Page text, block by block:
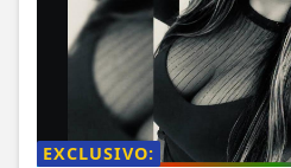
EXCLUSIVO: